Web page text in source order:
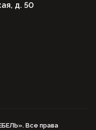
д. 50
Все права